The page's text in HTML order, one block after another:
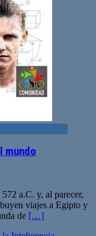
mundo
a.C. y, al parecer,
viajes a Egipto y
de […]